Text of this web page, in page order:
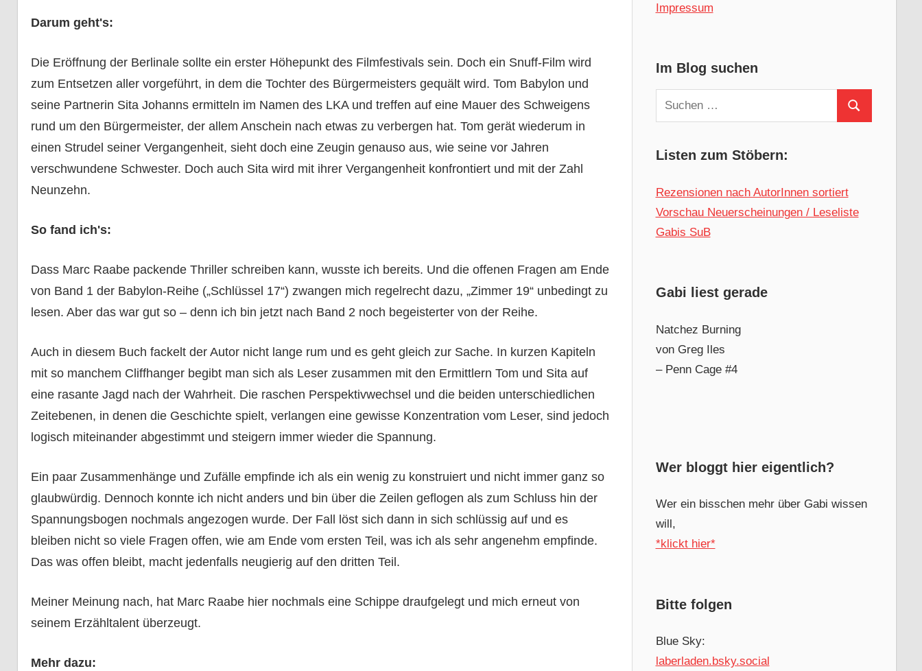
Darum geht's:
Die Eröffnung der Berlinale sollte ein erster Höhepunkt des Filmfestivals sein. Doch ein Snuff-Film wird
zum Entsetzen aller vorgeführt, in dem die Tochter des Bürgermeisters gequält wird. Tom Babylon und
seine Partnerin Sita Johanns ermitteln im Namen des LKA und treffen auf eine Mauer des Schweigens
rund um den Bürgermeister, der allem Anschein nach etwas zu verbergen hat. Tom gerät wiederum in
einen Strudel seiner Vergangenheit, sieht doch eine Zeugin genauso aus, wie seine vor Jahren
verschwundene Schwester. Doch auch Sita wird mit ihrer Vergangenheit konfrontiert und mit der Zahl
Neunzehn.
So fand ich's:
Dass Marc Raabe packende Thriller schreiben kann, wusste ich bereits. Und die offenen Fragen am Ende
von Band 1 der Babylon-Reihe („Schlüssel 17“) zwangen mich regelrecht dazu, „Zimmer 19“ unbedingt zu
lesen. Aber das war gut so – denn ich bin jetzt nach Band 2 noch begeisterter von der Reihe.
Auch in diesem Buch fackelt der Autor nicht lange rum und es geht gleich zur Sache. In kurzen Kapiteln
mit so manchem Cliffhanger begibt man sich als Leser zusammen mit den Ermittlern Tom und Sita auf
eine rasante Jagd nach der Wahrheit. Die raschen Perspektivwechsel und die beiden unterschiedlichen
Zeitebenen, in denen die Geschichte spielt, verlangen eine gewisse Konzentration vom Leser, sind jedoch
logisch miteinander abgestimmt und steigern immer wieder die Spannung.
Ein paar Zusammenhänge und Zufälle empfinde ich als ein wenig zu konstruiert und nicht immer ganz so
glaubwürdig. Dennoch konnte ich nicht anders und bin über die Zeilen geflogen als zum Schluss hin der
Spannungsbogen nochmals angezogen wurde. Der Fall löst sich dann in sich schlüssig auf und es
bleiben nicht so viele Fragen offen, wie am Ende vom ersten Teil, was ich als sehr angenehm empfinde.
Das was offen bleibt, macht jedenfalls neugierig auf den dritten Teil.
Meiner Meinung nach, hat Marc Raabe hier nochmals eine Schippe draufgelegt und mich erneut von
seinem Erzähltalent überzeugt.
Mehr dazu:
Impressum
Im Blog suchen
Suchen
nach:
Suchen
Listen zum Stöbern:
Rezensionen nach AutorInnen sortiert
Vorschau Neuerscheinungen / Leseliste
Gabis SuB
Gabi liest gerade
Natchez Burning
von Greg Iles
– Penn Cage #4
Wer bloggt hier eigentlich?
Wer ein bisschen mehr über Gabi wissen
will,
*klickt hier*
Bitte folgen
Blue Sky:
laberladen.bsky.social